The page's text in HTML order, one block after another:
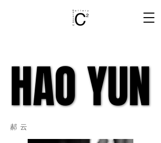
HAO YUN
HAO YUN
郝云